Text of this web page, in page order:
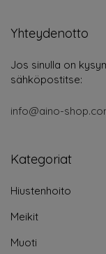
Yhteydenotto
Jos sinulla on
sähköpostitse:
info@aino-
Kategoriat
Hiustenhoito
Meikit
Muoti